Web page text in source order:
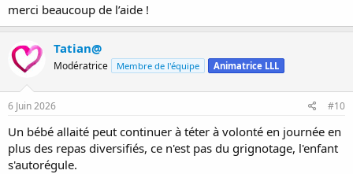
merci beaucoup de l’aide !
Tatian@
Modératrice Membre de l'équipe Animatrice LLL
6 Juin 2026 #10
Un bébé allaité peut continuer à téter à volonté en journée en
plus des repas diversifiés, ce n'est pas du grignotage, l'enfant
s'autorégule.